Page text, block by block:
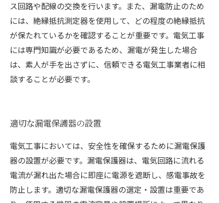
ス回路や配線の交換を行います。また、漏電防止のため
には、絶縁抵抗測定器を使用して、どの程度の絶縁抵抗
が保たれているかを確認することが重要です。電気工事
には専門知識が必要であるため、漏電が発生した場合
は、素人が手を出さずに、信頼できる電気工事業者に相
談することが必要です。
適切な漏電保護器の設置
電気工事においては、安全性を確保するために漏電保護
器の設置が必要です。漏電保護器は、電気回路に流れる
電流が漏れ出た場合に即座に電源を遮断し、感電事故を
防止します。適切な漏電保護器の選定・設置は重要であ